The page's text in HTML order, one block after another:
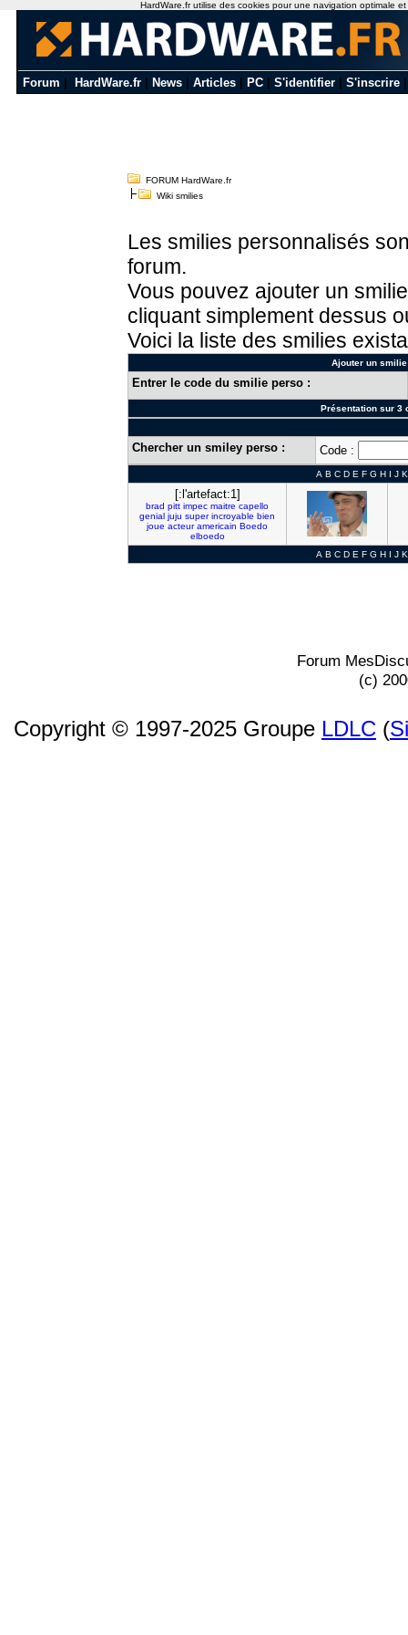
Forum HardWare.fr News Articles PC S'identifier S'inscrire
FORUM HardWare.fr
Wiki smilies
Les smilies personnalisés
forum.
Vous pouvez ajouter un
cliquant simplement dessus
Voici la liste des smilies
Ajouter un
Entrer le code du smilie perso :
Présentation sur 3
Chercher un smiley perso : Code :
A B C D E F G H I J K
[:l'artefact:1]
brad pitt impec maitre capello
genial juju super incroyable bien
joue acteur americain Boedo
elboedo
A B C D E F G H I J K
Forum
(c)
Copyright © 1997-2025 Groupe LDLC (
HardWare.fr utilise des cookies pour une navigation optimale